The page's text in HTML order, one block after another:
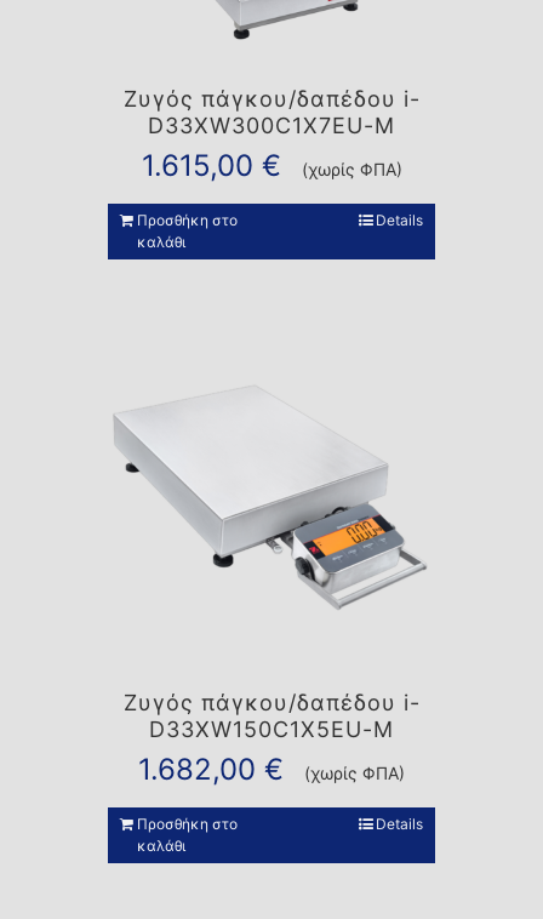
Ζυγός πάγκου/δαπέδου i-
D33XW300C1X7EU-M
1.615,00 € (χωρίς ΦΠΑ)
Προσθήκη στο
καλάθι
Details
Ζυγός πάγκου/δαπέδου i-
D33XW150C1X5EU-M
1.682,00 € (χωρίς ΦΠΑ)
Προσθήκη στο
καλάθι
Details